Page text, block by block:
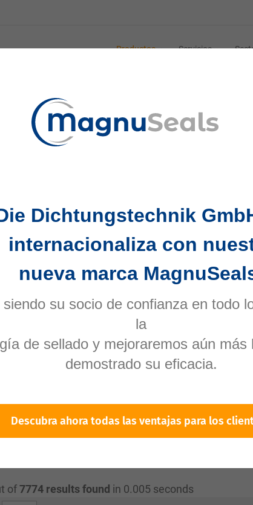
Productos Servicios
sectores y soluciones
un papel crucial para garantizar el
adecuada es esencial para el rendimiento y la
típicas y los sectores donde son
la presión y evitan fugas. Se utilizan
de fluido y mantienen la presión. Se utilizan
y de conexión evitan fugas y garantizan
válvula y los retenes permiten un control preciso
sellado precisas y confiables en hidráulica:
en frenos, dirección y suspensión requieren sellos
y otras máquinas trabajan en condiciones extremas
son esenciales en los sistemas hidráulicos
y larga vida útil del sistema hidráulico.
of7774 results found in 0.005 seconds
Dichtungstechnik
internacionaliza con
nueva marca
su socio de confianza en todo
la
de sellado y mejoraremos aún más
demostrado su eficacia.
Descubra ahora todas las ventajas para los